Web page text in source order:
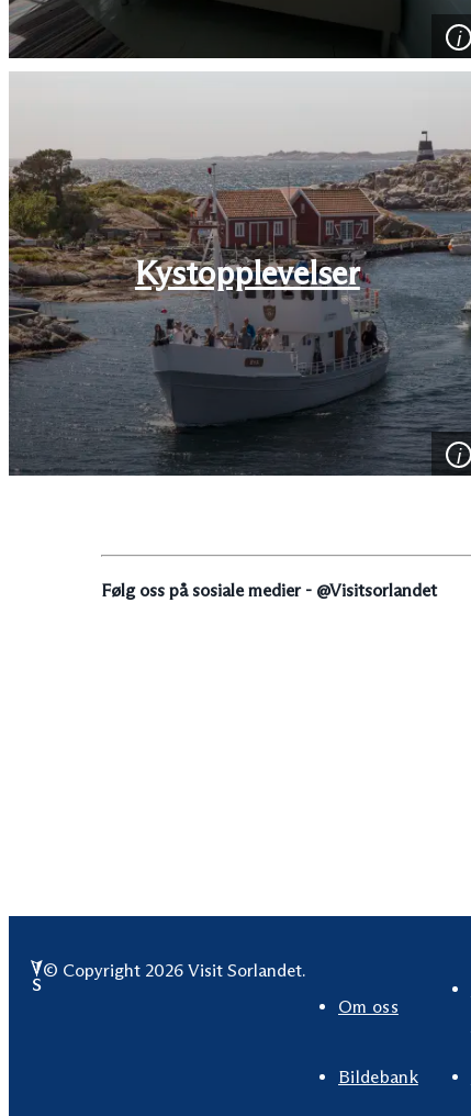
Kystopplevelser
Følg oss på sosiale medier - @Visitsorlandet
© Copyright 2026 Visit Sorlandet.
Om oss
Bildebank